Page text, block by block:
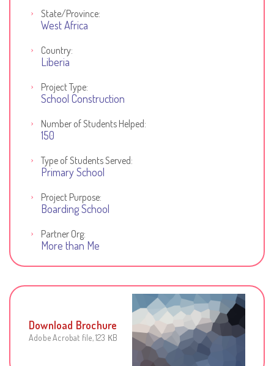
State/Province:
West Africa
Country:
Liberia
Project Type:
School Construction
Number of Students Helped:
150
Type of Students Served:
Primary School
Project Purpose:
Boarding School
Partner Org:
More than Me
Download Brochure
Adobe Acrobat file, 123 КB